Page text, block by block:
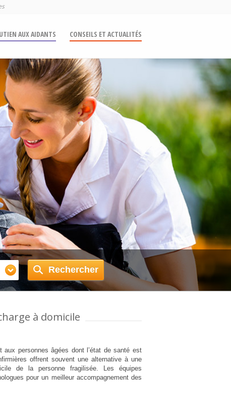
AUX AIDANTS CONSEILS ET ACTUALITÉS
Rechercher
à domicile
aux personnes âgées dont l’état de santé est
offrent souvent une alternative à une
de la personne fragilisée. Les équipes
pour un meilleur accompagnement des